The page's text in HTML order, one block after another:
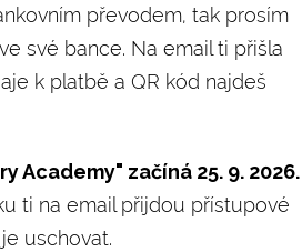
převodem, tak prosím
své bance. Na email ti přišla
k platbě a QR kód najdeš
Academy" začíná 25. 9. 2026.
ti na email přijdou přístupové
uschovat.